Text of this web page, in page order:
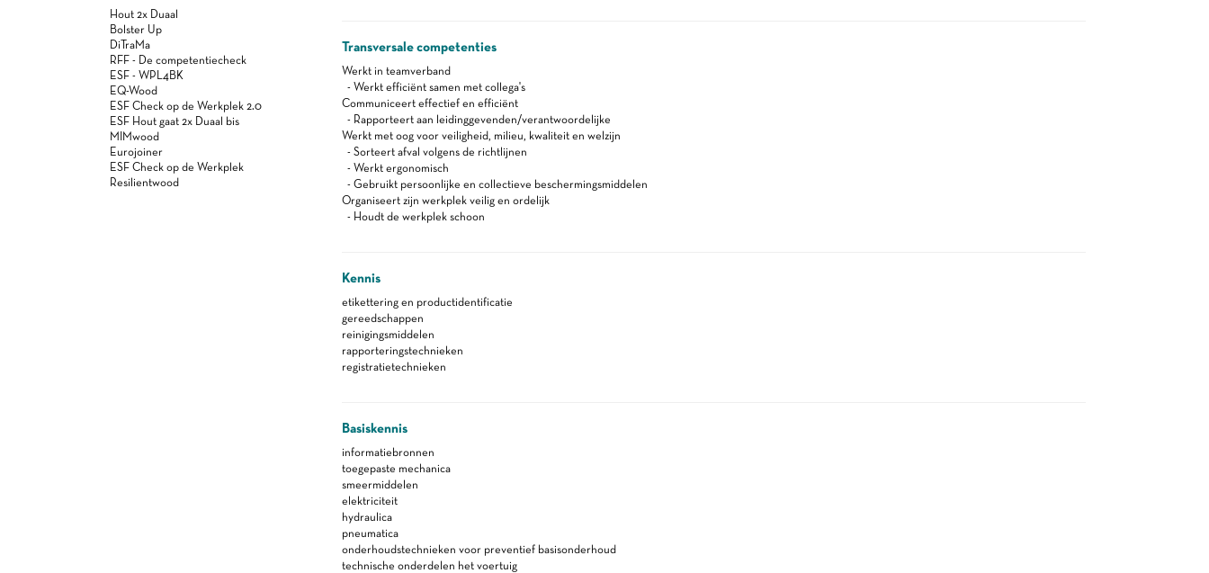
Hout 2x Duaal
Bolster Up
DiTraMa
RFF - De competentiecheck
ESF - WPL4BK
EQ-Wood
ESF Check op de Werkplek 2.0
ESF Hout gaat 2x Duaal bis
MIMwood
Eurojoiner
ESF Check op de Werkplek
Resilientwood
Transversale competenties
Werkt in teamverband
- Werkt efficiënt samen met collega's
Communiceert effectief en efficiënt
- Rapporteert aan leidinggevenden/verantwoordelijke
Werkt met oog voor veiligheid, milieu, kwaliteit en welzijn
- Sorteert afval volgens de richtlijnen
- Werkt ergonomisch
- Gebruikt persoonlijke en collectieve beschermingsmiddelen
Organiseert zijn werkplek veilig en ordelijk
- Houdt de werkplek schoon
Kennis
etikettering en productidentificatie
gereedschappen
reinigingsmiddelen
rapporteringstechnieken
registratietechnieken
Basiskennis
informatiebronnen
toegepaste mechanica
smeermiddelen
elektriciteit
hydraulica
pneumatica
onderhoudstechnieken voor preventief basisonderhoud
technische onderdelen het voertuig